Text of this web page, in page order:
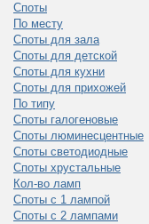
Споты
По месту
Споты для зала
Споты для детской
Споты для кухни
Споты для прихожей
По типу
Споты галогеновые
Споты люминесцентные
Споты светодиодные
Споты хрустальные
Кол-во ламп
Споты с 1 лампой
Споты с 2 лампами